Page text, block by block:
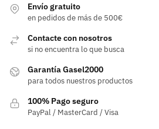
Envío gratuito
en pedidos de más de 500€
Contacte con nosotros
si no encuentra lo que busca
Garantía Gasel2000
para todos nuestros productos
100% Pago seguro
PayPal / MasterCard / Visa